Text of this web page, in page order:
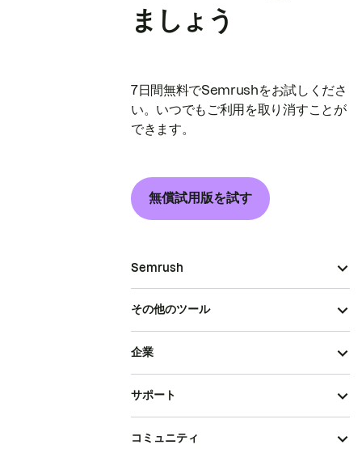
ましょう
7日間無料でSemrushをお試しくださ
い。いつでもご利用を取り消すことが
できます。
無償試用版を試す
Semrush
その他のツール
企業
サポート
コミュニティ